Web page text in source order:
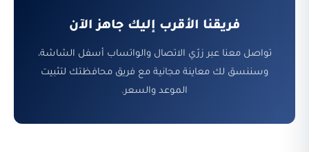
فريقنا الأقرب إليك جاهز الآن
تواصل معنا عبر زرّي الاتصال والواتساب أسفل الشاشة،
وسننسق لك معاينة مجانية مع فريق محافظتك لتثبيت
الموعد والسعر.